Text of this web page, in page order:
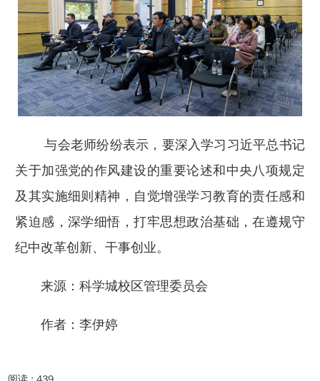
与会老师纷纷表示，要深入学习习近平总书记
关于加强党的作风建设的重要论述和中央八项规定
及其实施细则精神，自觉增强学习教育的责任感和
紧迫感，深学细悟，打牢思想政治基础，在遵规守
纪中改革创新、干事创业。
来源：科学城校区管理委员会
作者：李伊婷